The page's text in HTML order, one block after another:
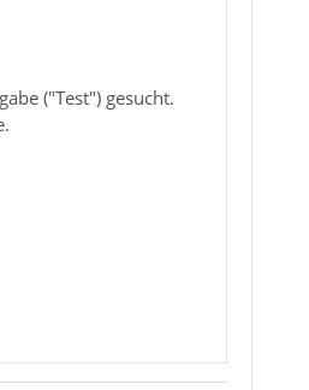
("Test") gesucht.